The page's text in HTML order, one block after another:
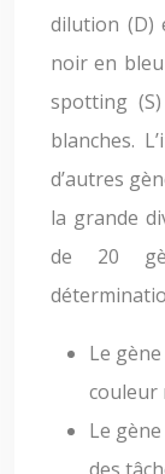
dilution (D)
noir en
spotting
blanches.
d’autres
la grande
de 20
Le
couleur
Le